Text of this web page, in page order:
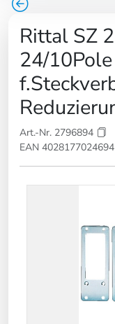
Rittal SZ
24/
Art.-Nr. 2796894
EAN 4028177024694